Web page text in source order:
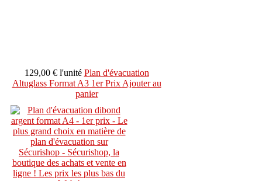
129,00 € l'unité Plan d'évacuation
Altuglass Format A3 1er PrixAjouter au
panier